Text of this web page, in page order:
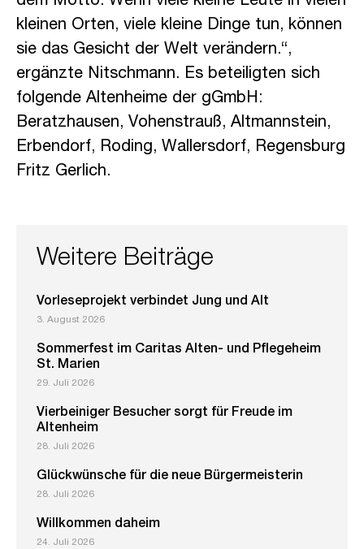
kleinen Orten, viele kleine Dinge tun, können
sie das Gesicht der Welt verändern.“,
ergänzte Nitschmann. Es beteiligten sich
folgende Altenheime der gGmbH:
Beratzhausen, Vohenstrauß, Altmannstein,
Erbendorf, Roding, Wallersdorf, Regensburg
Fritz Gerlich.
Weitere Beiträge
Vorleseprojekt verbindet Jung und Alt
3. August 2026
Sommerfest im Caritas Alten- und Pflegeheim
St. Marien
29. Juli 2026
Vierbeiniger Besucher sorgt für Freude im
Altenheim
28. Juli 2026
Glückwünsche für die neue Bürgermeisterin
28. Juli 2026
Willkommen daheim
24. Juli 2026